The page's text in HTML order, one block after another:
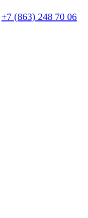
+7 (863) 248 70 06